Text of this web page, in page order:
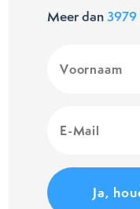
Meer dan3979
(Vereist)
Mail